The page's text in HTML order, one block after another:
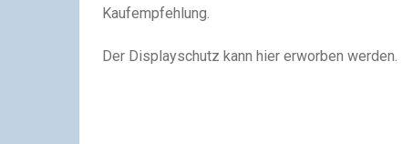
Kaufempfehlung.
Der Displayschutz kann hier erworben werden.